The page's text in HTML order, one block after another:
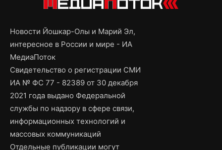
Новости Йошкар-Олы и Марий Эл,
интересное в России и мире - ИА
МедиаПоток
Свидетельство о регистрации СМИ
ИА № ФС 77 - 82389 от 30 декабря
2021 года выдано Федеральной
службы по надзору в сфере связи,
информационных технологий и
массовых коммуникаций
Отдельные публикации могут